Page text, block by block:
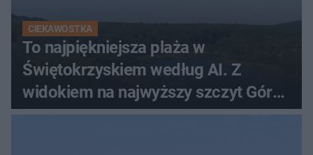
CIEKAWOSTKA
To najpiękniejsza plaża w
Świętokrzyskiem według AI. Z
widokiem na najwyższy szczyt Gór
Świętokrzyskich